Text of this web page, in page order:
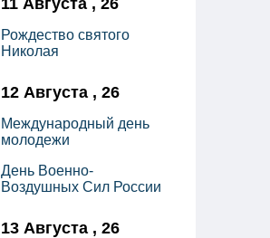
11 Августа , 26
Рождество святого
Николая
12 Августа , 26
Международный день
молодежи
День Военно-
Воздушных Сил России
13 Августа , 26